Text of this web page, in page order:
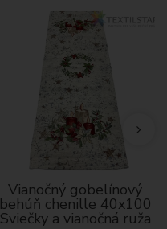
Vianočný gobelínový
behúň chenille 40x100
Sviečky a vianočná ruža